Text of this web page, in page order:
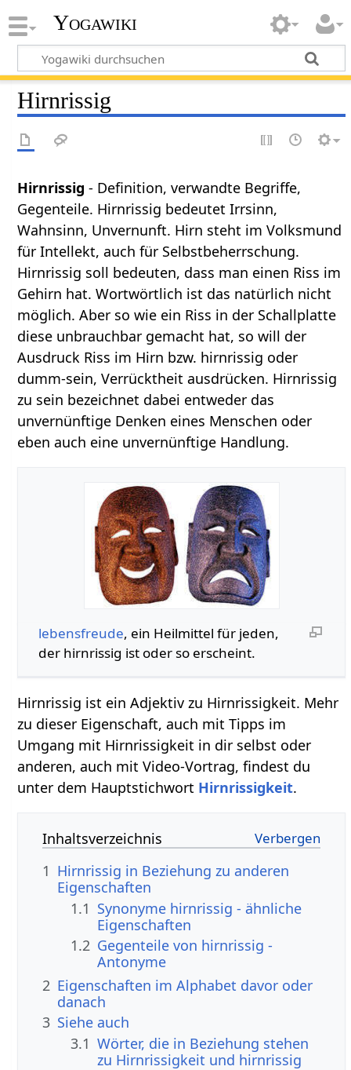
Yogawiki
Hirnrissig
Hirnrissig- Definition, verwandte Begriffe,
Gegenteile. Hirnrissig bedeutet Irrsinn,
Wahnsinn, Unvernunft. Hirn steht im Volksmund
für Intellekt, auch für Selbstbeherrschung.
Hirnrissig soll bedeuten, dass man einen Riss im
Gehirn hat. Wortwörtlich ist das natürlich nicht
möglich. Aber so wie ein Riss in der Schallplatte
diese unbrauchbar gemacht hat, so will der
Ausdruck Riss im Hirn bzw. hirnrissig oder
dumm-sein, Verrücktheit ausdrücken. Hirnrissig
zu sein bezeichnet dabei entweder das
unvernünftige Denken eines Menschen oder
eben auch eine unvernünftige Handlung.
lebensfreude, ein Heilmittel für jeden,
der hirnrissig ist oder so erscheint.
Hirnrissig ist ein Adjektiv zu Hirnrissigkeit. Mehr
zu dieser Eigenschaft, auch mit Tipps im
Umgang mit Hirnrissigkeit in dir selbst oder
anderen, auch mit Video-Vortrag, findest du
unter dem Hauptstichwort Hirnrissigkeit.
Inhaltsverzeichnis
1 Hirnrissig in Beziehung zu anderen
Eigenschaften
1.1 Synonyme hirnrissig - ähnliche
Eigenschaften
1.2 Gegenteile von hirnrissig -
Antonyme
2 Eigenschaften im Alphabet davor oder
danach
3 Siehe auch
3.1 Wörter, die in Beziehung stehen
zu Hirnrissigkeit und hirnrissig